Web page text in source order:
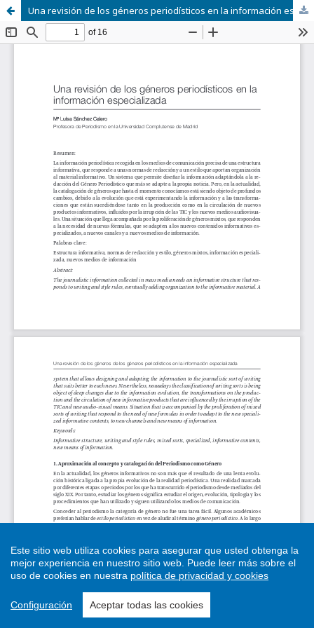
Una revisión de los géneros periodísticos en la información especializada
Este sitio web utiliza cookies para asegurar que usted obtenga la
mejor experiencia en nuestro sitio web. Puede leer más sobre el
uso de cookies en nuestra política de privacidad y cookies
Configuración Aceptar todas las cookies